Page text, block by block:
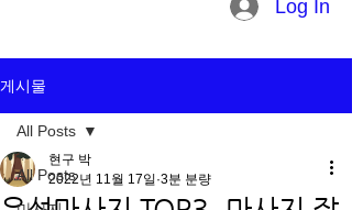
Log In
게시물
All Posts
All Posts
현구 박
2022년 11월 17일 3분 분량